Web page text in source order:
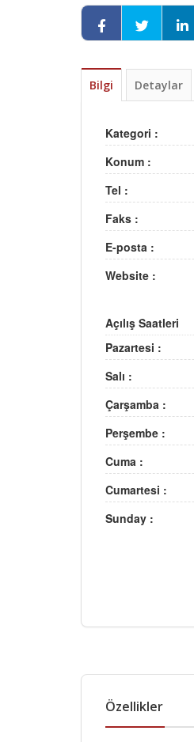
Bilgi Detaylar
Kategori :
Konum :
Tel :
Faks :
E-posta :
Website :
Açılış Saatleri
Pazartesi :
Salı :
Çarşamba :
Perşembe :
Cuma :
Cumartesi :
Sunday :
Özellikler